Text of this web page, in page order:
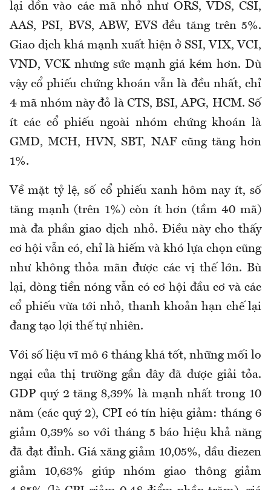
lại dồn vào các mã nhỏ như ORS, VDS, CSI,
AAS, PSI, BVS, ABW, EVS đều tăng trên 5%.
Giao dịch khá mạnh xuất hiện ở SSI, VIX, VCI,
VND, VCK nhưng sức mạnh giá kém hơn. Dù
vậy cổ phiếu chứng khoán vẫn là đều nhất, chỉ
4 mã nhóm này đỏ là CTS, BSI, APG, HCM. Số
ít các cổ phiếu ngoài nhóm chứng khoán là
GMD, MCH, HVN, SBT, NAF cũng tăng hơn
1%.
Về mặt tỷ lệ, số cổ phiếu xanh hôm nay ít, số
tăng mạnh (trên 1%) còn ít hơn (tầm 40 mã)
mà đa phần giao dịch nhỏ. Điều này cho thấy
cơ hội vẫn có, chỉ là hiếm và khó lựa chọn cũng
như không thỏa mãn được các vị thế lớn. Bù
lại, dòng tiền nóng vẫn có cơ hội đầu cơ và các
cổ phiếu vừa tới nhỏ, thanh khoản hạn chế lại
đang tạo lợi thế tự nhiên.
Với số liệu vĩ mô 6 tháng khá tốt, những mối lo
ngại của thị trường gần đây đã được giải tỏa.
GDP quý 2 tăng 8,39% là mạnh nhất trong 10
năm (các quý 2), CPI có tín hiệu giảm: tháng 6
giảm 0,39% so với tháng 5 báo hiệu khả năng
đã đạt đỉnh. Giá xăng giảm 10,05%, dầu diezen
giảm 10,63% giúp nhóm giao thông giảm